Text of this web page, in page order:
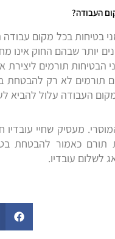
העבודה?
יותר שבהם החוק אינו
תורמים ליצירת
תורמים לא רק
העבודה עלול להביא
מעסיק שחיי
תורם כאמור להבטחת
לשלום עובדיו.